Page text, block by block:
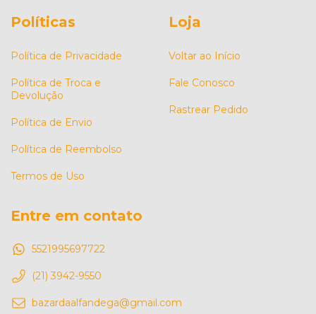
Políticas
Política de Privacidade
Política de Troca e
Devolução
Política de Envio
Política de Reembolso
Termos de Uso
Loja
Voltar ao Início
Fale Conosco
Rastrear Pedido
Entre em contato
5521995697722
(21) 3942-9550
bazardaalfandega@gmail.com